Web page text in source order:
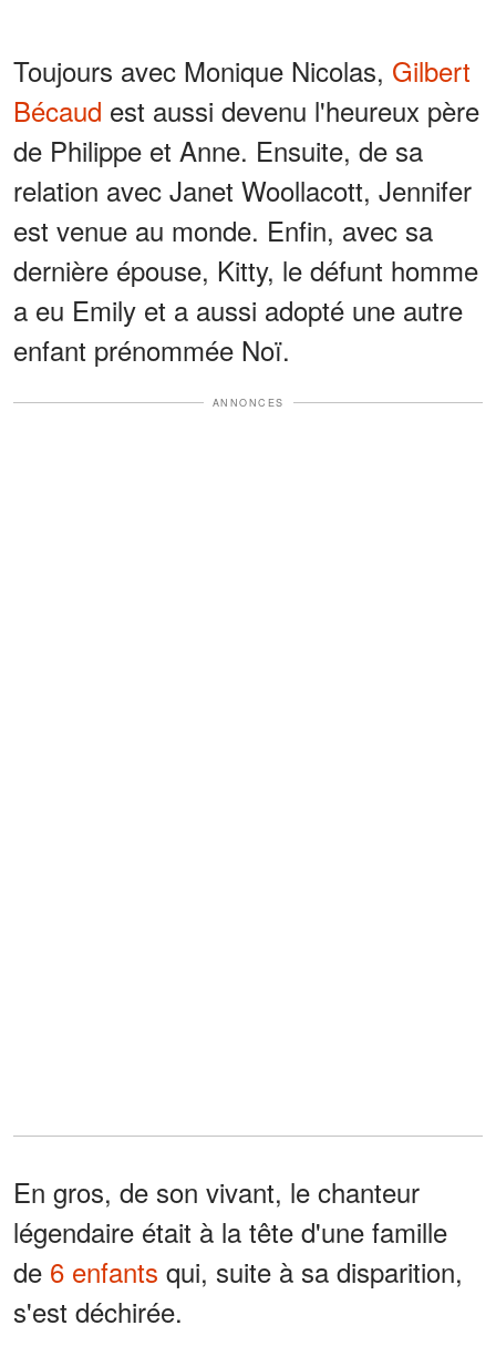
Toujours avec Monique Nicolas, Gilbert
Bécaud est aussi devenu l'heureux père
de Philippe et Anne. Ensuite, de sa
relation avec Janet Woollacott, Jennifer
est venue au monde. Enfin, avec sa
dernière épouse, Kitty, le défunt homme
a eu Emily et a aussi adopté une autre
enfant prénommée Noï.
ANNONCES
En gros, de son vivant, le chanteur
légendaire était à la tête d'une famille
de 6 enfants qui, suite à sa disparition,
s'est déchirée.